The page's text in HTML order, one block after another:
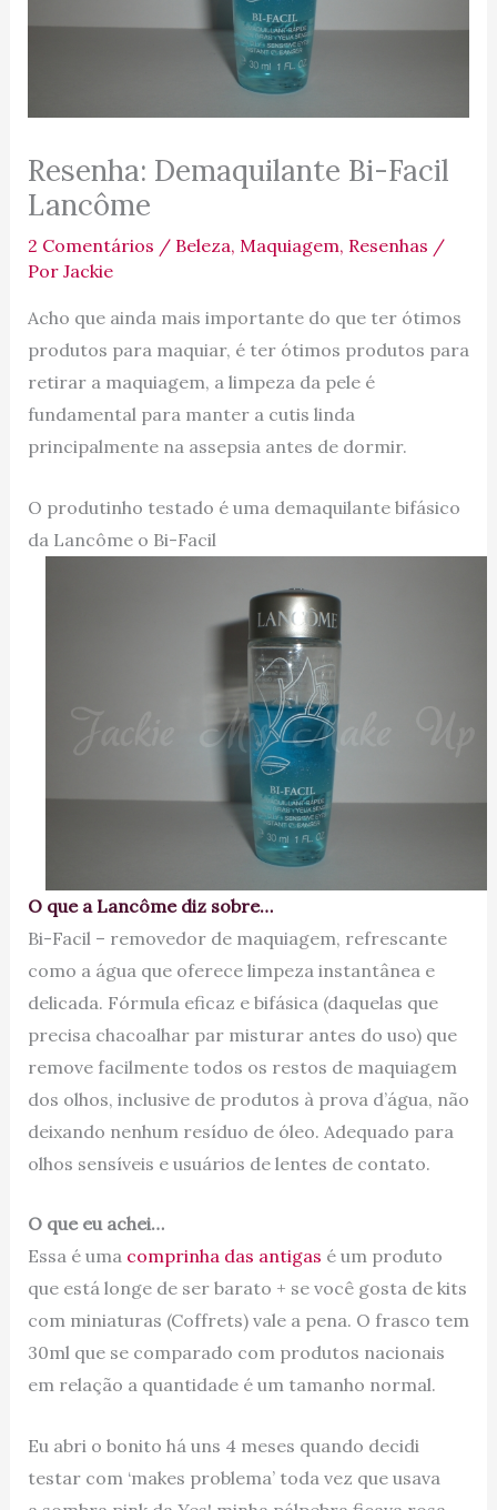
Resenha: Demaquilante Bi-Facil
Lancôme
2 Comentários / Beleza, Maquiagem, Resenhas /
Por Jackie
Acho que ainda mais importante do que ter ótimos
produtos para maquiar, é ter ótimos produtos para
retirar a maquiagem, a limpeza da pele é
fundamental para manter a cutis linda
principalmente na assepsia antes de dormir.
O produtinho testado é uma demaquilante bifásico
da Lancôme o Bi-Facil
O que a Lancôme diz sobre…
Bi-Facil – removedor de maquiagem, refrescante
como a água que oferece limpeza instantânea e
delicada. Fórmula eficaz e bifásica (daquelas que
precisa chacoalhar par misturar antes do uso) que
remove facilmente todos os restos de maquiagem
dos olhos, inclusive de produtos à prova d’água, não
deixando nenhum resíduo de óleo. Adequado para
olhos sensíveis e usuários de lentes de contato.
O que eu achei…
Essa é uma comprinha das antigas é um produto
que está longe de ser barato + se você gosta de kits
com miniaturas (Coffrets) vale a pena. O frasco tem
30ml que se comparado com produtos nacionais
em relação a quantidade é um tamanho normal.
Eu abri o bonito há uns 4 meses quando decidi
testar com ‘makes problema’ toda vez que usava